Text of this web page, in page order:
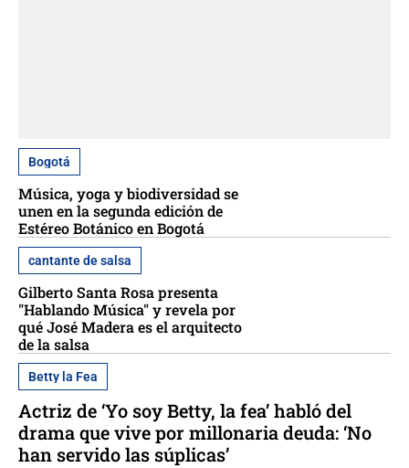
Bogotá
Música, yoga y biodiversidad se
unen en la segunda edición de
Estéreo Botánico en Bogotá
cantante de salsa
Gilberto Santa Rosa presenta
"Hablando Música" y revela por
qué José Madera es el arquitecto
de la salsa
Betty la Fea
Actriz de ‘Yo soy Betty, la fea’ habló del
drama que vive por millonaria deuda: ‘No
han servido las súplicas’